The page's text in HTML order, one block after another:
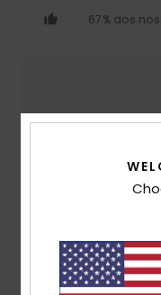
67% dos
Muito pequenoDemasiado